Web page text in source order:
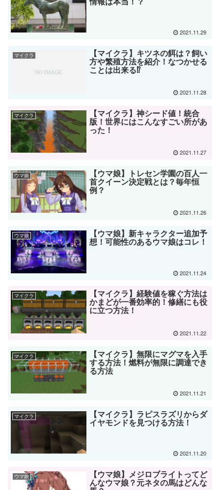
2021.11.29
マイクラ 【マイクラ】キツネの餌は？飼い
方や繁殖方法を紹介！なつかせる
ことは出来る⁉
2021.11.28
マイクラ 【マイクラ】神シード値！統合
版！世界にはこんなすごい所があ
った！
2021.11.27
ウマ娘 【ウマ娘】トレセン学園の百人一
首クイーン決定戦とは？毎年恒
例？
2021.11.26
ウマ娘 【ウマ娘】新キャラクター追加予
想！可能性のあるウマ娘はコレ！
2021.11.24
マイクラ 【マイクラ】経験値を稼ぐ方法は
かまどが一番効率的！修繕にも役
に立つ方法！
2021.11.22
マイクラ 【マイクラ】無限にマグマを入手
する方法！燃料が無限に調達でき
る方法
2021.11.21
マイクラ 【マイクラ】ラピスラズリからダ
イヤモンドを見つける方法！
2021.11.20
ウマ娘 【ウマ娘】メジロブライトってど
んなウマ娘？元ネタの馬はどんな